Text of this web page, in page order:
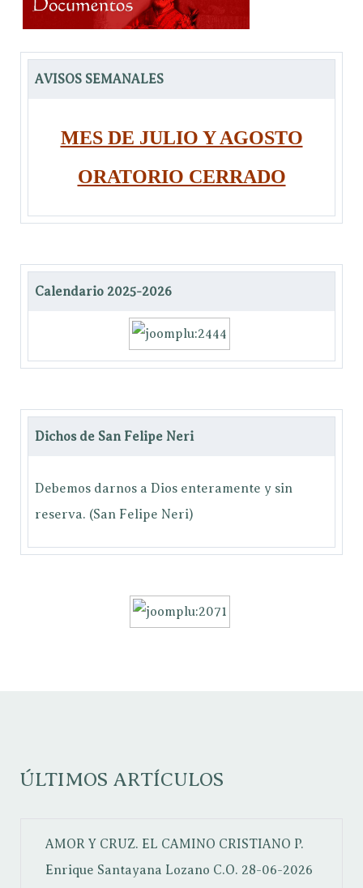
AVISOS SEMANALES
MES DE JULIO Y AGOSTO
ORATORIO CERRADO
Calendario 2025-2026
Dichos de San Felipe Neri
Debemos darnos a Dios enteramente y sin
reserva. (San Felipe Neri)
ÚLTIMOS ARTÍCULOS
AMOR Y CRUZ. EL CAMINO CRISTIANO P.
Enrique Santayana Lozano C.O. 28-06-2026